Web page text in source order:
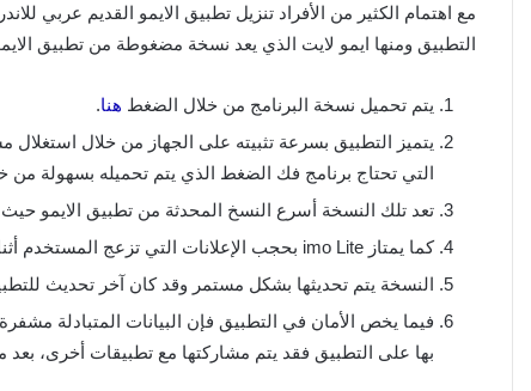
مع اهتمام الكثير من الأفراد تنزيل تطبيق الايمو القديم عربي
التطبيق ومنها ايمو لايت الذي يعد نسخة مضغوطة من تطبيق
يتم تحميل نسخة البرنامج من خلال الضغط هنا.
يتميز التطبيق بسرعة تثبيته على الجهاز من خلال
التي تحتاج برنامج فك الضغط الذي يتم تحميله بسهولة من
تعد تلك النسخة أسرع النسخ المحدثة من تطبيق الايمو
كما يمتاز imo Lite بحجب الإعلانات التي تزعج المستخدم أثناء الاتصال مع الأصدقاء.
النسخة يتم تحديثها بشكل مستمر وقد كان آخر تحديث للتطبيق
فيما يخص الأمان في التطبيق فإن البيانات المتبادلة
بها على التطبيق فقد يتم مشاركتها مع تطبيقات أخرى،